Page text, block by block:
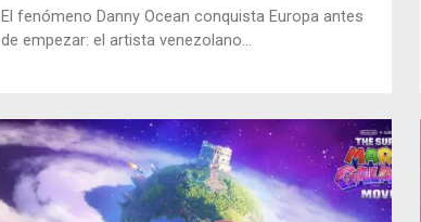
El fenómeno Danny Ocean conquista Europa antes
de empezar: el artista venezolano...